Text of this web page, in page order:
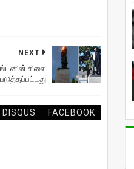
NEXT
சிலை
DISQUS FACEBOOK